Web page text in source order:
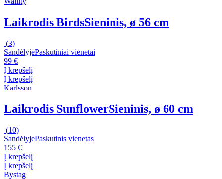
Laikrodis BirdsSieninis, ø 56 cm
(3)
SandėlyjePaskutiniai vienetai
99 €
Į krepšelį
Į krepšelį
Karlsson
Laikrodis SunflowerSieninis, ø 60 cm
(10)
SandėlyjePaskutinis vienetas
155 €
Į krepšelį
Į krepšelį
Bystag